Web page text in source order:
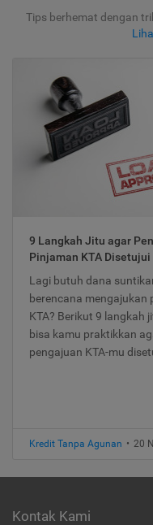
Tips berhemat dengan
9 Langkah Jitu agar
Pinjaman KTA Disetujui
Lagi butuh dana
berencana mengajukan
KTA? Berikut 9 langkah
bisa kamu praktikkan
pengajuan KTA-mu
Kredit Tanpa Agunan • 20
Kontak Kami